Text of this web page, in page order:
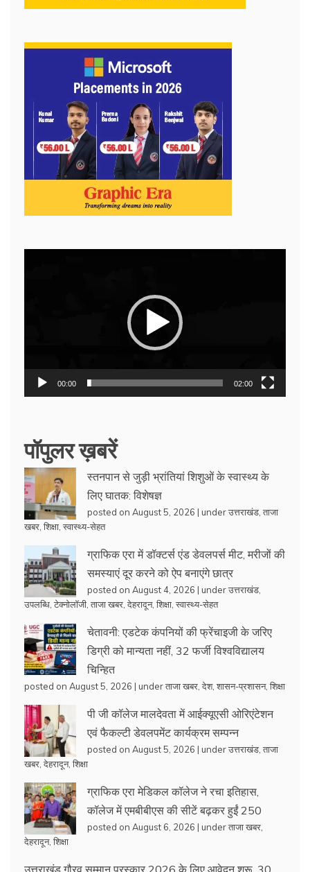
00:00 02:00
पॉपुलर ख़बरें
स्तनपान से जुड़ी भ्रांतियां शिशुओं के स्वास्थ्य के
लिए घातक: विशेषज्ञ
posted on August 5, 2026 | underउत्तराखंड ताजा
खबर शिक्षा स्वास्थ्य-सेहत
ग्राफिक एरा में डॉक्टर्स एंड डेवलपर्स मीट, मरीजों की
समस्याएं दूर करने को ऐप बनाएंगे छात्र
posted on August 4, 2026 | underउत्तराखंड
उपलब्धि टेक्नोलॉजी ताजा खबर देहरादून, शिक्षा स्वास्थ्य-सेहत
चेतावनी: एडटेक कंपनियों की फ्रेंचाइजी के जरिए
डिग्री को मान्यता नहीं, 32 फर्जी विश्वविद्यालय
चिन्हित
posted on August 5, 2026 | underताजा खबर देश, शासन-प्रशासन, शिक्षा
पी जी कॉलेज मालदेवता में आईक्यूएसी ओरिएंटेशन
एवं फैकल्टी डेवलपमेंट कार्यक्रम सम्पन्न
posted on August 5, 2026 | underउत्तराखंड ताजा
खबर देहरादून, शिक्षा
ग्राफिक एरा मेडिकल कॉलेज ने रचा इतिहास,
कॉलेज में एमबीबीएस की सीटें बढ़कर हुईं 250
posted on August 6, 2026 | underताजा खबर
देहरादून, शिक्षा
उत्तराखंड गौरव सम्मान पुरस्कार 2026 के लिए आवेदन शुरू, 30